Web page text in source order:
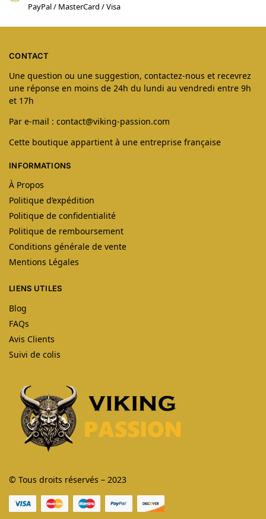
PayPal / MasterCard / Visa
CONTACT
Une question ou une suggestion, contactez-nous et recevrez
une réponse en moins de 24h du lundi au vendredi entre 9h
et 17h
Par e-mail : contact@viking-passion.com
Cette boutique appartient à une entreprise française
INFORMATIONS
À Propos
Politique d’expédition
Politique de confidentialité
Politique de remboursement
Conditions générale de vente
Mentions Légales
LIENS UTILES
Blog
FAQs
Avis Clients
Suivi de colis
© Tous droits réservés – 2023